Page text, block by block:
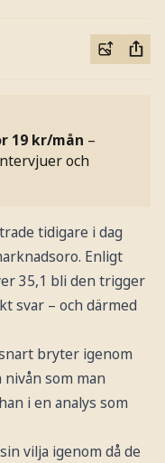
19 kr/mån –
och
tidigare i dag
Enligt
35,1 bli den trigger
svar – och därmed
bryter igenom
som man
i en analys som
vilja igenom då de